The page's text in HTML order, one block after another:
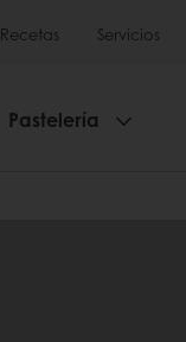
Recetas Servicios
Pastelería